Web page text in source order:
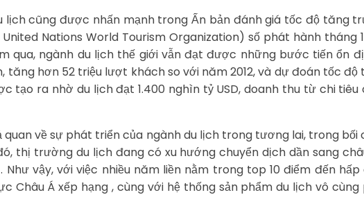
lịch cũng được nhấn mạnh trong Ấn bản đánh giá tốc độ tăng
Nations World Tourism Organization) số phát hành tháng
qua, ngành du lịch thế giới vẫn đạt được những bước tiến ổn
tăng hơn 52 triệu lượt khách so với năm 2012, và dự đoán tốc
tạo ra nhờ du lịch đạt 1.400 nghìn tỷ USD, doanh thu từ chi tiêu
về sự phát triển của ngành du lịch trong tương lai, trong bối
thị trường du lịch đang có xu hướng chuyển dịch dần sang
vậy, với việc nhiều năm liền nằm trong top 10 điểm đến
Châu Á xếp hạng , cùng với hệ thống sản phẩm du lịch vô